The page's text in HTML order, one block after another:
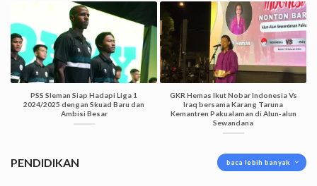
PSS Sleman Siap Hadapi Liga 1
2024/2025 dengan Skuad Baru dan
Ambisi Besar
GKR Hemas Ikut Nobar Indonesia Vs
Iraq bersama Karang Taruna
Kemantren Pakualaman di Alun-alun
Sewandana
PENDIDIKAN baca lebih banyak